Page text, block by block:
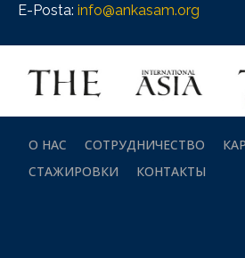
E-Posta: info@ankasam.org
О НАС СОТРУДНИЧЕСТВО
СТАЖИРОВКИ
КОНТАКТЫ